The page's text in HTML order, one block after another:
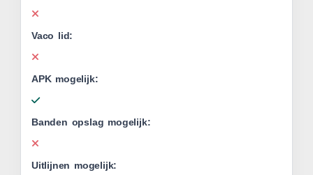
Vaco lid:
APK mogelijk:
Banden opslag mogelijk:
Uitlijnen mogelijk: